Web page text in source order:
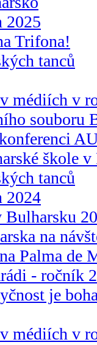
2025
Trifona!
tanců
médiích v
souboru
škole v
tanců
2024
Bulharsku
na
Palma de
- ročník
je
médiích v